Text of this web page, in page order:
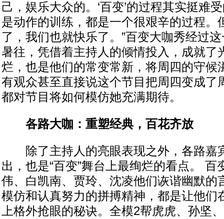
己，娱乐大众的。‘百变’的过程其实挺难
是动作的训练，都是一个很艰辛的过程。
了，我们也就快乐了。”百变大咖秀经过
暑往，凭借着主持人的倾情投入，成就了
烂，也是他们的常变常新，将周四的守候
有观众甚至直接说这个节目把周四变成了
都对节目将如何模仿她充满期待。
各路大咖：重塑经典，百花齐放
除了主持人的亮眼表现之外，各路嘉
出，也是“百变”舞台上最绚烂的看点。 百
伟、白凯南、贾玲、沈凌他们诙谐幽默的
模仿和认真努力的拼搏精神，都是让他们
上格外抢眼的秘诀。全模2帮虎虎、孙坚